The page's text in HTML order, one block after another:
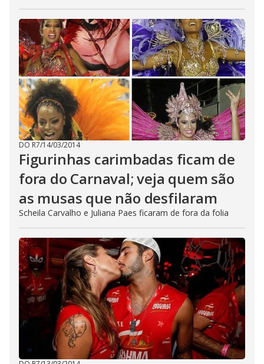
DO R7/14/03/2014
Figurinhas carimbadas ficam de
fora do Carnaval; veja quem são
as musas que não desfilaram
Scheila Carvalho e Juliana Paes ficaram de fora da folia